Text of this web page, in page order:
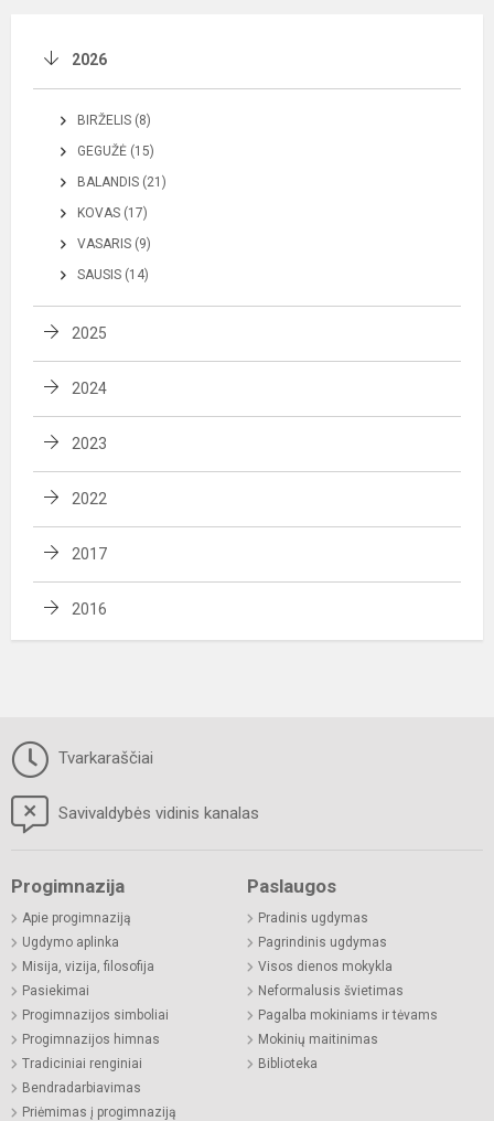
2026
BIRŽELIS (8)
GEGUŽĖ (15)
BALANDIS (21)
KOVAS (17)
VASARIS (9)
SAUSIS (14)
2025
2024
2023
2022
2017
2016
Tvarkaraščiai
Savivaldybės vidinis kanalas
Progimnazija
Apie progimnaziją
Ugdymo aplinka
Misija, vizija, filosofija
Pasiekimai
Progimnazijos simboliai
Progimnazijos himnas
Tradiciniai renginiai
Bendradarbiavimas
Priėmimas į progimnaziją
Paslaugos
Pradinis ugdymas
Pagrindinis ugdymas
Visos dienos mokykla
Neformalusis švietimas
Pagalba mokiniams ir tėvams
Mokinių maitinimas
Biblioteka